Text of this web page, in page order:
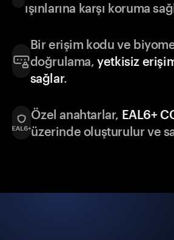
ışınlarına karşı koruma
Bir erişim kodu ve
doğrulama,yetkisiz
sağlar.
Özel anahtarlar, EAL6+
üzerinde oluşturulur ve